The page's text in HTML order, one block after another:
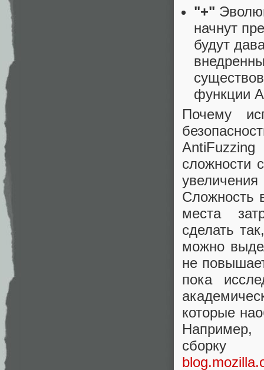
"+"
начнут
будут
функции
Почему
сложности
Сложность
места
сделать
можно
не
пока
которые
Например,